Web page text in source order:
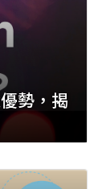
勢，揭